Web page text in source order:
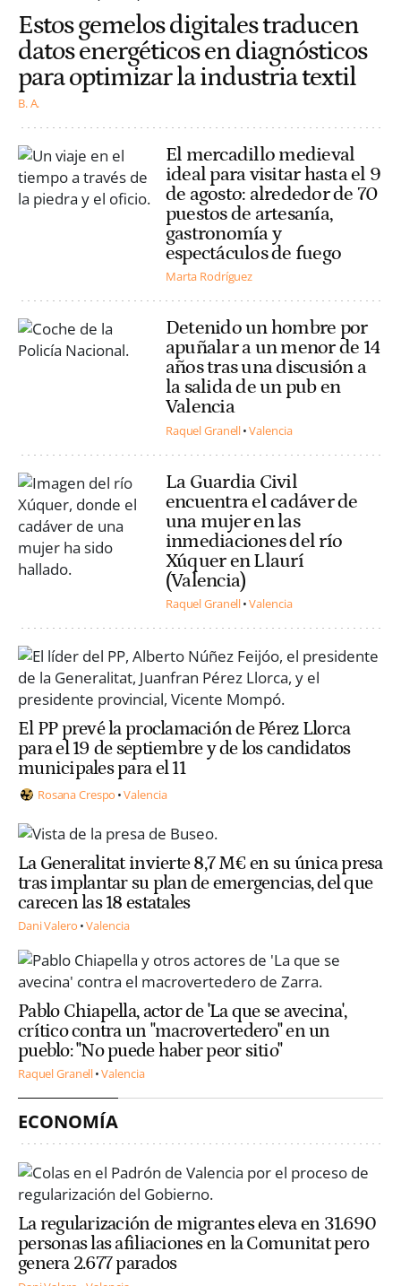
Estos gemelos digitales traducen
datos energéticos en diagnósticos
para optimizar la industria textil
B. A.
El mercadillo medieval
ideal para visitar hasta el 9
de agosto: alrededor de 70
puestos de artesanía,
gastronomía y
espectáculos de fuego
Marta Rodríguez
Detenido un hombre por
apuñalar a un menor de 14
años tras una discusión a
la salida de un pub en
Valencia
Raquel Granell Valencia
La Guardia Civil
encuentra el cadáver de
una mujer en las
inmediaciones del río
Xúquer en Llaurí
(Valencia)
Raquel Granell Valencia
El PP prevé la proclamación de Pérez Llorca
para el 19 de septiembre y de los candidatos
municipales para el 11
Rosana Crespo Valencia
La Generalitat invierte 8,7 M€ en su única presa
tras implantar su plan de emergencias, del que
carecen las 18 estatales
Dani Valero Valencia
Pablo Chiapella, actor de 'La que se avecina',
crítico contra un "macrovertedero" en un
pueblo: "No puede haber peor sitio"
Raquel Granell Valencia
ECONOMÍA
La regularización de migrantes eleva en 31.690
personas las afiliaciones en la Comunitat pero
genera 2.677 parados